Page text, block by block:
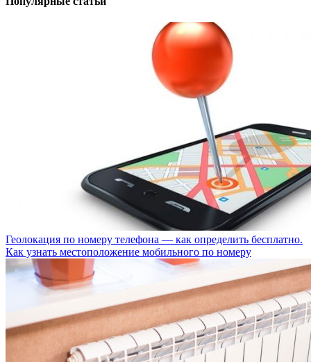
Геолокация по номеру телефона — как определить бесплатно.
Как узнать местоположение мобильного по номеру